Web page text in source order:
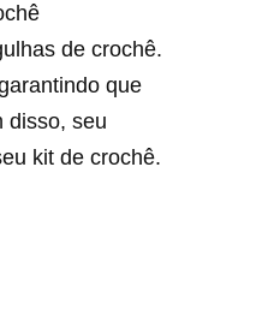
de crochê.
que
disso, seu
kit de crochê.